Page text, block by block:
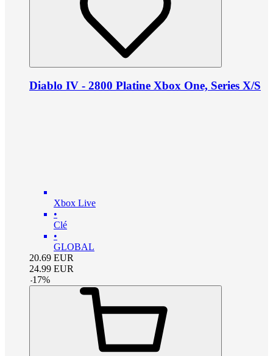
Diablo IV - 2800 Platine Xbox One, Series X/S
Xbox Live
•
Clé
•
GLOBAL
20.69 EUR
24.99 EUR
-17%